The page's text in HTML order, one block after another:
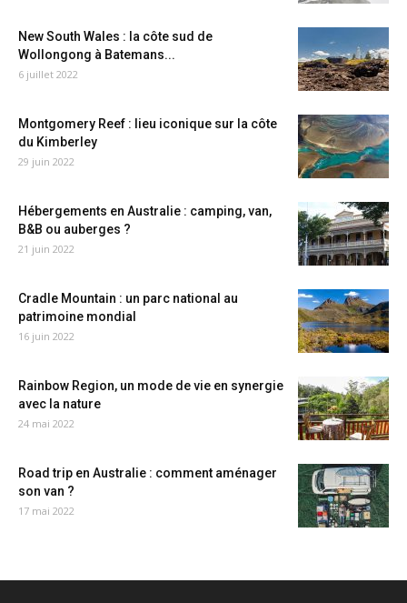
New South Wales : la côte sud de
Wollongong à Batemans...
6 juillet 2022
Montgomery Reef : lieu iconique sur la côte
du Kimberley
29 juin 2022
Hébergements en Australie : camping, van,
B&B ou auberges ?
21 juin 2022
Cradle Mountain : un parc national au
patrimoine mondial
16 juin 2022
Rainbow Region, un mode de vie en synergie
avec la nature
24 mai 2022
Road trip en Australie : comment aménager
son van ?
17 mai 2022